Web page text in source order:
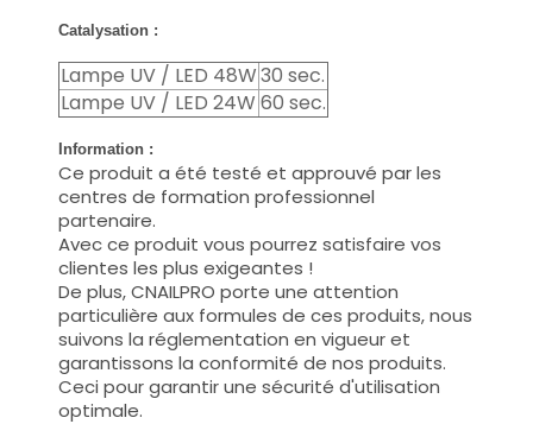
Catalysation :
Lampe UV / LED 48W30 sec.
Lampe UV / LED 24W 60 sec.
Information :
Ce produit a été testé et approuvé par les
centres de formation professionnel
partenaire.
Avec ce produit vous pourrez satisfaire vos
clientes les plus exigeantes !
De plus, CNAILPRO porte une attention
particulière aux formules de ces produits, nous
suivons la réglementation en vigueur et
garantissons la conformité de nos produits.
Ceci pour garantir une sécurité d'utilisation
optimale.